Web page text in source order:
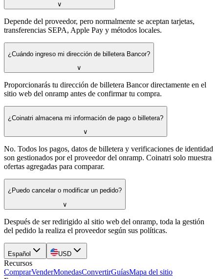
∨
Depende del proveedor, pero normalmente se aceptan tarjetas,
transferencias SEPA, Apple Pay y métodos locales.
¿Cuándo ingreso mi dirección de billetera Bancor?
∨
Proporcionarás tu dirección de billetera Bancor directamente en el
sitio web del onramp antes de confirmar tu compra.
¿Coinatri almacena mi información de pago o billetera?
∨
No. Todos los pagos, datos de billetera y verificaciones de identidad
son gestionados por el proveedor del onramp. Coinatri solo muestra
ofertas agregadas para comparar.
¿Puedo cancelar o modificar un pedido?
∨
Después de ser redirigido al sitio web del onramp, toda la gestión
del pedido la realiza el proveedor según sus políticas.
Español USD
Recursos
ComprarVenderMonedasConvertirGuíasMapa del sitio